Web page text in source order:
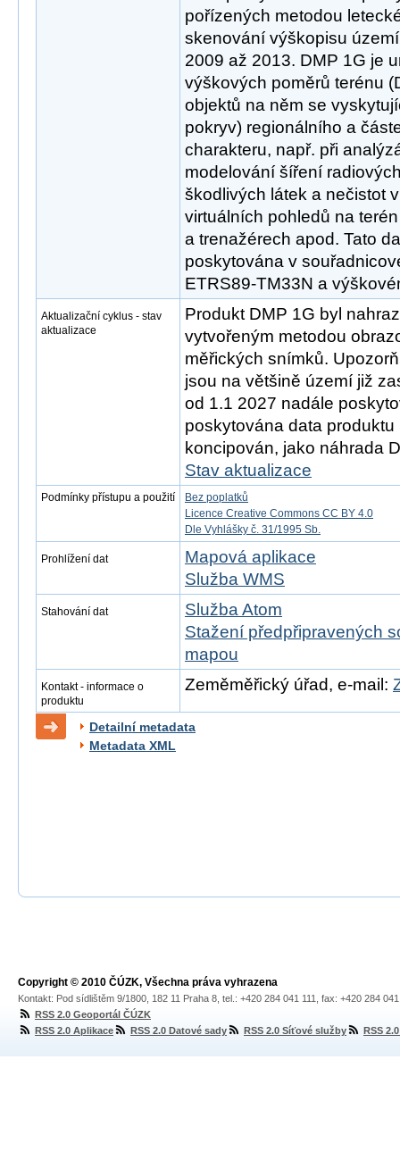
pořízených metodou
skenování výškopisu
2009 až 2013. DMP 1G je
výškových poměrů terénu
objektů na něm se
pokryv) regionálního a
charakteru, např. při
modelování šíření
škodlivých látek a nečistot
virtuálních pohledů na
a trenažérech apod. Tato
poskytována v
ETRS89-TM33N a
Aktualizační cyklus - stav
aktualizace
Produkt DMP 1G byl
vytvořeným metodou
měřických snímků.
jsou na většině území již
od 1.1 2027 nadále
poskytována data produktu
koncipován, jako náhrada
Stav aktualizace
Podmínky přístupu a použití
Bez poplatků
Licence Creative Commons CC BY 4.0
Dle Vyhlášky č. 31/1995 Sb.
Prohlížení dat
Mapová aplikace
Služba WMS
Stahování dat
Služba Atom
Stažení předpřipravených
mapou
Kontakt - informace o
produktu
Zeměměřický úřad, e-mail:
Detailní metadata
Metadata XML
Copyright © 2010 ČÚZK, Všechna práva vyhrazena
Kontakt: Pod sídlištěm 9/1800, 182 11 Praha 8, tel.: +420 284 041 111, fax: +420 284
RSS 2.0 Geoportál ČÚZK
RSS 2.0 Aplikace
RSS 2.0 Datové sady RSS 2.0 Síťové služby RSS